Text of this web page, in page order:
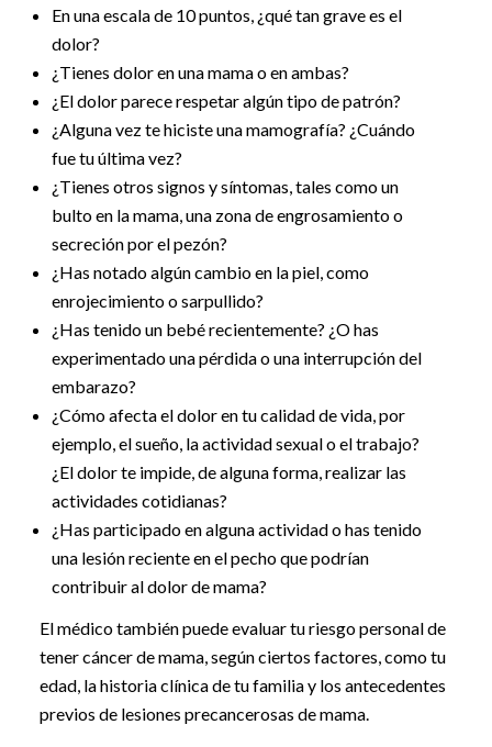
En una escala de 10 puntos, ¿qué tan grave es el
dolor?
¿Tienes dolor en una mama o en ambas?
¿El dolor parece respetar algún tipo de patrón?
¿Alguna vez te hiciste una mamografía? ¿Cuándo
fue tu última vez?
¿Tienes otros signos y síntomas, tales como un
bulto en la mama, una zona de engrosamiento o
secreción por el pezón?
¿Has notado algún cambio en la piel, como
enrojecimiento o sarpullido?
¿Has tenido un bebé recientemente? ¿O has
experimentado una pérdida o una interrupción del
embarazo?
¿Cómo afecta el dolor en tu calidad de vida, por
ejemplo, el sueño, la actividad sexual o el trabajo?
¿El dolor te impide, de alguna forma, realizar las
actividades cotidianas?
¿Has participado en alguna actividad o has tenido
una lesión reciente en el pecho que podrían
contribuir al dolor de mama?
El médico también puede evaluar tu riesgo personal de
tener cáncer de mama, según ciertos factores, como tu
edad, la historia clínica de tu familia y los antecedentes
previos de lesiones precancerosas de mama.